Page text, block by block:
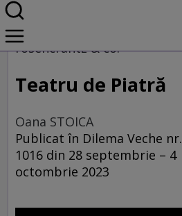
Home
La zi în cultură
rosencrantz & co.
Teatru de Piatră
Oana STOICA
Publicat în Dilema Veche nr.
1016 din 28 septembrie – 4
octombrie 2023